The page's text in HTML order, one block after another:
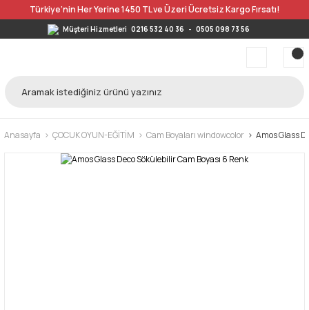
Türkiye’nin Her Yerine 1450 TL ve Üzeri Ücretsiz Kargo Fırsatı!
Müşteri Hizmetleri 0216 532 40 36 - 0505 098 73 56
Anasayfa ÇOCUK OYUN-EĞİTİM Cam Boyaları windowcolor Amos Glass